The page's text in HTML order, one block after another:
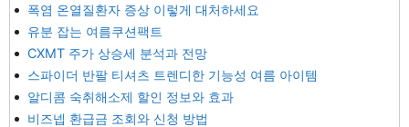
폭염 온열질환자 증상 이렇게 대처하세요
유분 잡는 여름쿠션팩트
CXMT 주가 상승세 분석과 전망
스파이더 반팔 티셔츠 트렌디한 기능성 여름 아이템
알디콤 숙취해소제 할인 정보와 효과
비즈넵 환급금 조회와 신청 방법